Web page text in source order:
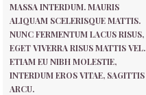
MASSA INTERDUM. MAURIS
ALIQUAM SCELERISQUE MATTIS.
NUNC FERMENTUM LACUS RISUS,
EGET VIVERRA RISUS MATTIS VEL.
ETIAM EU NIBH MOLESTIE,
INTERDUM EROS VITAE, SAGITTIS
ARCU.